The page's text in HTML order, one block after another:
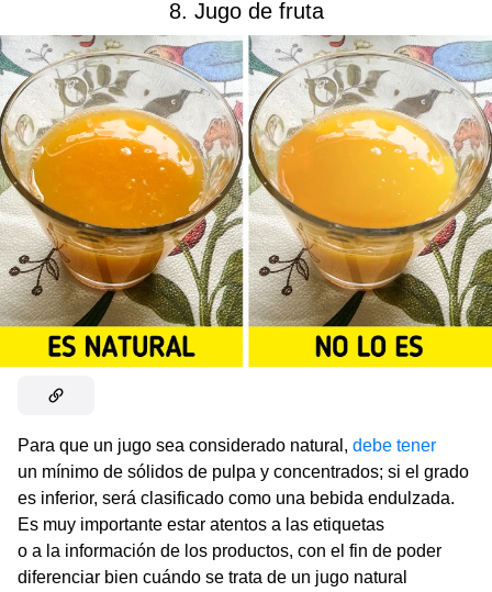
8. Jugo de fruta
Para que un jugo sea considerado natural, debe tener
un mínimo de sólidos de pulpa y concentrados; si el grado
es inferior, será clasificado como una bebida endulzada.
Es muy importante estar atentos a las etiquetas
o a la información de los productos, con el fin de poder
diferenciar bien cuándo se trata de un jugo natural